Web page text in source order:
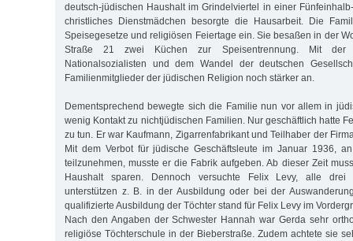
deutsch-jüdischen Haushalt im Grindelviertel in einer
christliches Dienstmädchen besorgte die Hausarbeit. Die
Speisegesetze und religiösen Feiertage ein. Sie besaßen in der
Straße 21 zwei Küchen zur Speisentrennung. Mit der
Nationalsozialisten und dem Wandel der deutschen
Familienmitglieder der jüdischen Religion noch stärker an.
Dementsprechend bewegte sich die Familie nun vor allem in
wenig Kontakt zu nichtjüdischen Familien. Nur geschäftlich hatte
zu tun. Er war Kaufmann, Zigarrenfabrikant und Teilhaber der
Mit dem Verbot für jüdische Geschäftsleute im Januar 1936,
teilzunehmen, musste er die Fabrik aufgeben. Ab dieser Zeit
Haushalt sparen. Dennoch versuchte Felix Levy, alle drei
unterstützen z. B. in der Ausbildung oder bei der
qualifizierte Ausbildung der Töchter stand für Felix Levy im
Nach den Angaben der Schwester Hannah war Gerda sehr
religiöse Töchterschule in der Bieberstraße. Zudem achtete sie